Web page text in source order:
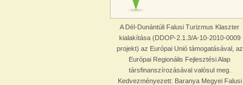
A Dél-Dunántúli Falusi Turizmus Klaszter
kialakítása (DDOP-2.1.3/A-10-2010-0009
projekt) az Európai Unió támogatásával, az
Európai Regionális Fejlesztési Alap
társfinanszírozásával valósul meg.
Kedvezményezett: Baranya Megyei Falusi